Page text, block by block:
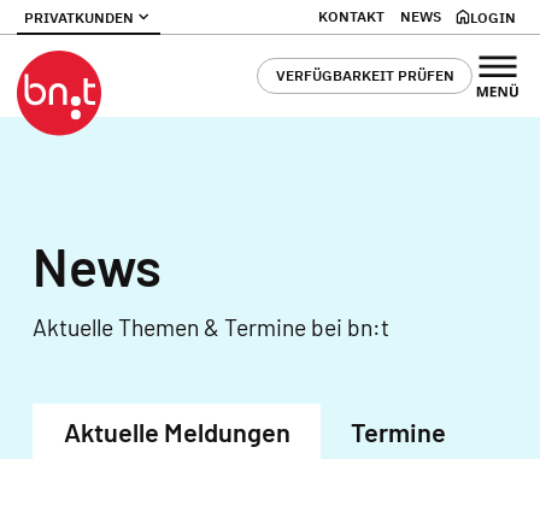
PRIVATKUNDEN KONTAKT NEWS LOGIN
VERFÜGBARKEIT PRÜFEN
News
Aktuelle Themen & Termine bei bn:t
Aktuelle Meldungen Termine